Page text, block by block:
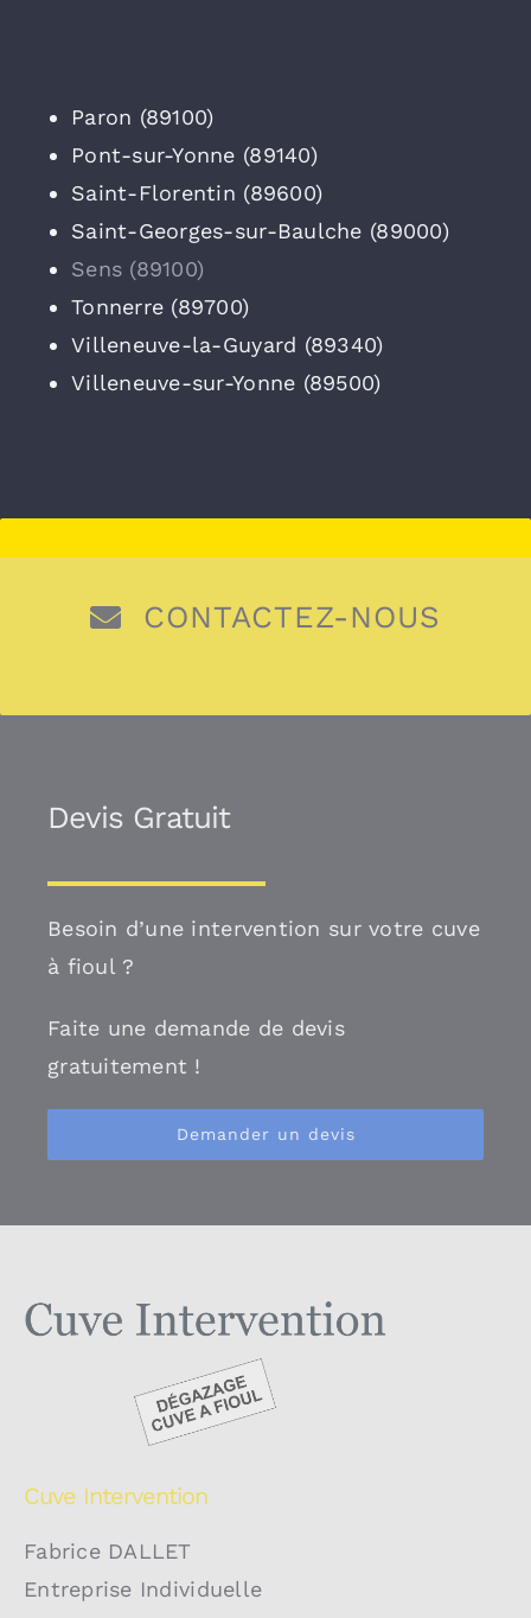
Paron (89100)
Pont-sur-Yonne (89140)
Saint-Florentin (89600)
Saint-Georges-sur-Baulche (89000)
Sens (89100)
Tonnerre (89700)
Villeneuve-la-Guyard (89340)
Villeneuve-sur-Yonne (89500)
CONTACTEZ-NOUS
Devis Gratuit
Besoin d’une intervention sur votre cuve
à fioul ?
Faite une demande de devis
gratuitement !
Demander un devis
Cuve Intervention
Fabrice DALLET
Entreprise Individuelle